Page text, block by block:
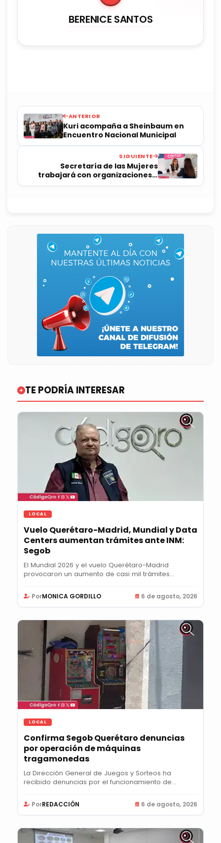
BERENICE SANTOS
ANTERIOR
Kuri acompaña a Sheinbaum en
Encuentro Nacional Municipal
SIGUIENTE
Secretaría de las Mujeres
trabajará con organizaciones y
colectivas
TE PODRÍA INTERESAR
LOCAL
Vuelo Querétaro-Madrid, Mundial y Data
Centers aumentan trámites ante INM:
Segob
El Mundial 2026 y el vuelo Querétaro-Madrid
provocaron un aumento de casi mil trámites
PorMONICA GORDILLO 6 de agosto, 2026
LOCAL
Confirma Segob Querétaro denuncias
por operación de máquinas
tragamonedas
La Dirección General de Juegos y Sorteos ha
recibido denuncias por el funcionamiento de
PorREDACCIÓN 6 de agosto, 2026